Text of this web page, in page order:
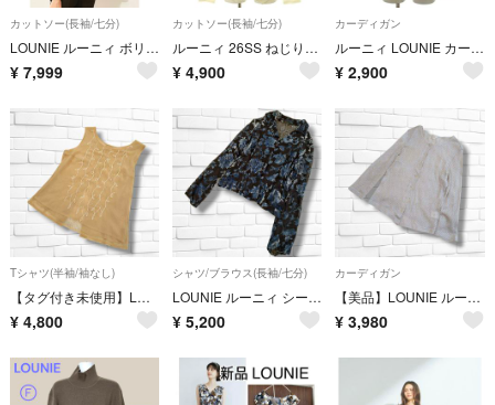
カットソー(長袖/七分)
LOUNIE ルーニィ ボリュームスリーブカットソー ブラウス Tシャツ 白
¥ 7,999
カットソー(長袖/七分)
ルーニィ 26SS ねじりデザインカットソー 長袖 F ホワイト /DO
¥ 4,900
カーディガン
ルーニィ LOUNIE カーディガン 長袖 Vネック F オレンジ /GG
¥ 2,900
Tシャツ(半袖/袖なし)
【タグ付き未使用】LOUNIE ルーニィ 刺繍ノースリーブブラウス
¥ 4,800
シャツ/ブラウス(長袖/七分)
LOUNIE ルーニィ シースルー ベロア 花柄 ブラウス シルク
¥ 5,200
カーディガン
【美品】LOUNIE ルーニィ ラメ入り クルーネック カーディガン
¥ 3,980